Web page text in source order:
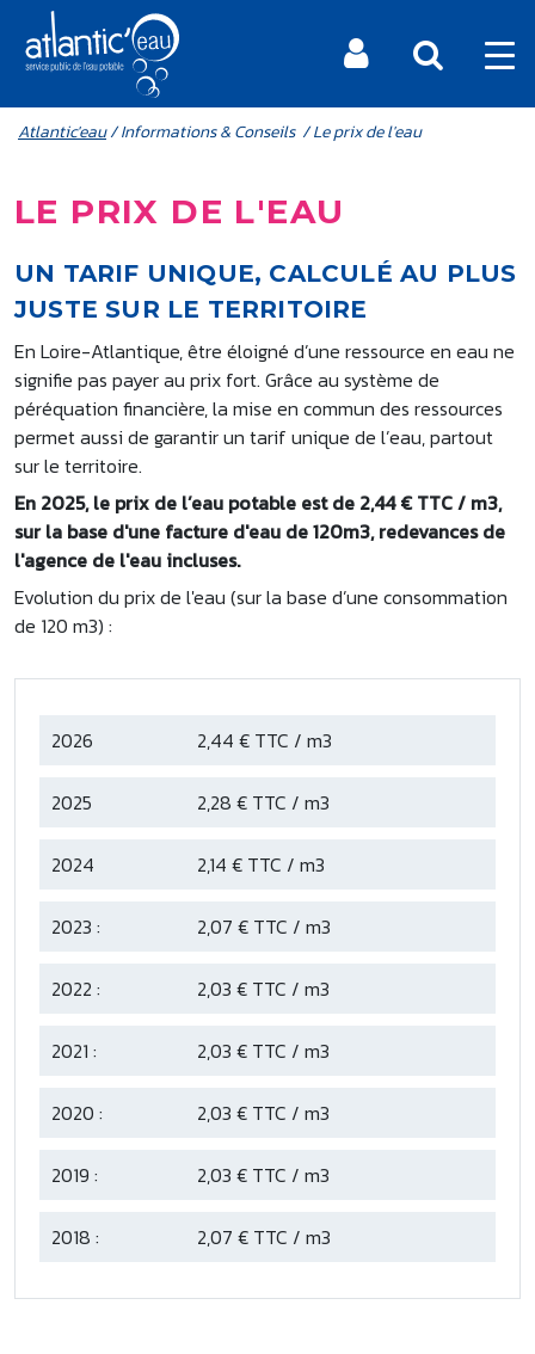
Aller au contenu principal
MENU MOBILE
FIL D'ARIANE
Atlantic'eau/ Informations & Conseils / Le prix de l'eau
LE PRIX DE L'EAU
UN TARIF UNIQUE, CALCULÉ AU PLUS
JUSTE SUR LE TERRITOIRE
En Loire-Atlantique, être éloigné d’une ressource en eau ne
signifie pas payer au prix fort. Grâce au système de
péréquation financière, la mise en commun des ressources
permet aussi de garantir un tarif unique de l’eau, partout
sur le territoire.
En 2025, le prix de l’eau potable est de 2,44 € TTC / m3,
sur la base d'une facture d'eau de 120m3, redevances de
l'agence de l'eau incluses.
Evolution du prix de l'eau (sur la base d’une consommation
de 120 m3) :
2026 2,44 € TTC / m3
2025 2,28 € TTC / m3
2024 2,14 € TTC / m3
2023 : 2,07 € TTC / m3
2022 : 2,03 € TTC / m3
2021 : 2,03 € TTC / m3
2020 : 2,03 € TTC / m3
2019 : 2,03 € TTC / m3
2018 : 2,07 € TTC / m3